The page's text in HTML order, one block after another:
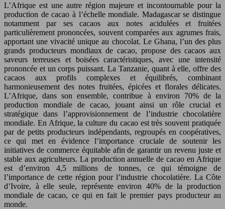
L’Afrique est une autre région majeure et incontournable pour la
production de cacao à l’échelle mondiale. Madagascar se distingue
notamment par ses cacaos aux notes acidulées et fruitées
particulièrement prononcées, souvent comparées aux agrumes frais,
apportant une vivacité unique au chocolat. Le Ghana, l’un des plus
grands producteurs mondiaux de cacao, propose des cacaos aux
saveurs terreuses et boisées caractéristiques, avec une intensité
prononcée et un corps puissant. La Tanzanie, quant à elle, offre des
cacaos aux profils complexes et équilibrés, combinant
harmonieusement des notes fruitées, épicées et florales délicates.
L’Afrique, dans son ensemble, contribue à environ 70% de la
production mondiale de cacao, jouant ainsi un rôle crucial et
stratégique dans l’approvisionnement de l’industrie chocolatière
mondiale. En Afrique, la culture du cacao est très souvent pratiquée
par de petits producteurs indépendants, regroupés en coopératives,
ce qui met en évidence l’importance cruciale de soutenir les
initiatives de commerce équitable afin de garantir un revenu juste et
stable aux agriculteurs. La production annuelle de cacao en Afrique
est d’environ 4,5 millions de tonnes, ce qui témoigne de
l’importance de cette région pour l’industrie chocolatière. La Côte
d’Ivoire, à elle seule, représente environ 40% de la production
mondiale de cacao, ce qui en fait le premier pays producteur au
monde.